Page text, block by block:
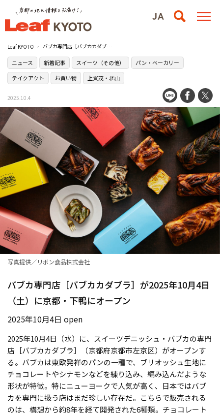
Leaf KYOTO バブカ専門店［バブカカダブラ］が2025年10月4日（土）に京都・下鴨にオープン
ニュース 新着記事 スイーツ（その他）
パン・ベーカリー
テイクアウト
お買い物 上賀茂・北山
2025.10.4
写真提供／リボン食品株式会社
バブカ専門店［バブカカダブラ］が2025年10月4日
（土）に京都・下鴨にオープン
2025年10月4日 open
2025年10月4日（水）に、スイーツデニッシュ・バブカの専門
店［バブカカダブラ］（京都府京都市左京区）がオープンす
る。バブカは東欧発祥のパンの一種で、ブリオッシュ生地に
チョコレートやシナモンなどを練り込み、編み込んだような
形状が特徴。特にニューヨークで人気が高く、日本ではバブ
カを専門に扱う店はまだ珍しい存在だ。こちらで販売される
のは、構想から約8年を経て開発された6種類。チョコレート